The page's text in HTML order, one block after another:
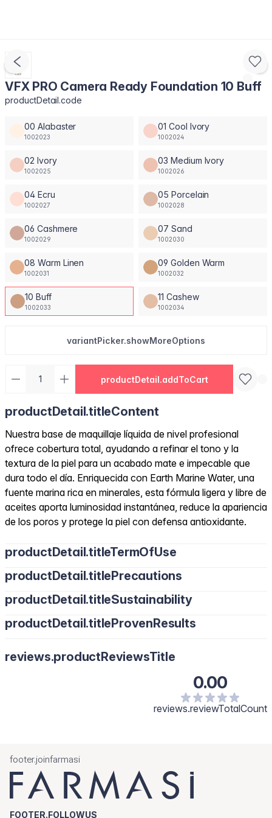
VFX PRO Camera Ready Foundation 10 Buff
productDetail.code
00 Alabaster
1002023
01 Cool Ivory
1002024
02 Ivory
1002025
03 Medium Ivory
1002026
04 Ecru
1002027
05 Porcelain
1002028
06 Cashmere
1002029
07 Sand
1002030
08 Warm Linen
1002031
09 Golden Warm
1002032
10 Buff
1002033
11 Cashew
1002034
variantPicker.showMoreOptions
productDetail.addToCart
productDetail.titleContent
Nuestra base de maquillaje líquida de nivel profesional
ofrece cobertura total, ayudando a refinar el tono y la
textura de la piel para un acabado mate e impecable que
dura todo el día. Enriquecida con Earth Marine Water, una
fuente marina rica en minerales, esta fórmula ligera y libre de
aceites aporta luminosidad instantánea, reduce la apariencia
de los poros y protege la piel con defensa antioxidante.
productDetail.titleTermOfUse
productDetail.titlePrecautions
productDetail.titleSustainability
productDetail.titleProvenResults
reviews.productReviewsTitle
0.00
reviews.reviewTotalCount
footer.joinfarmasi
FOOTER.FOLLOWUS